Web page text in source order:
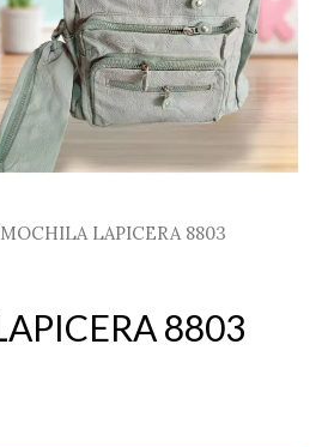
LAPICERA 8803
8803